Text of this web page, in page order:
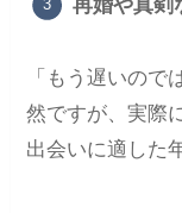
再婚や真剣
「もう遅いので
然ですが、実際
出会いに適した